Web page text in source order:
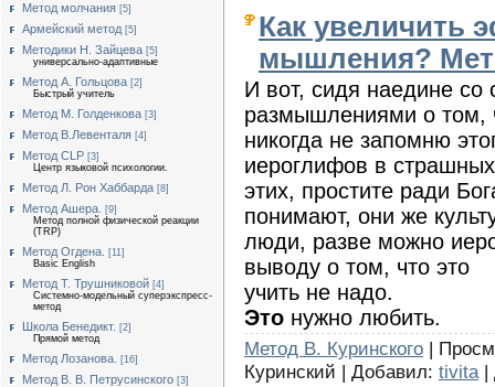
Метод молчания [5]
Армейский метод [5]
Методики Н. Зайцева [5]
универсально-адаптивные
Метод А. Гольцова [2]
Быстрый учитель
Метод М. Голденкова [3]
Метод В.Левенталя [4]
Метод CLP [3]
Центр языковой психологии.
Метод Л. Рон Хаббарда [8]
Метод Ашера.
[9]
Метод полной физической реакции
(TRP)
Метод Огдена.
[11]
Basic English
Метод Т. Трушниковой [4]
Системно-модельный суперэкспресс-
метод
Школа Бенедикт. [2]
Прямой метод
Метод Лозанова. [16]
Метод В. В. Петрусинского [3]
Как увеличить
мышления?
И вот, сидя наедине со
размышлениями о том,
никогда не запомню
иероглифов в страшных
этих, простите ради
понимают, они же
люди, разве можно
выводу о том, что это
учить не надо.
Это нужно любить.
Метод В. Куринского |
Куринский | Добавил: tivita |